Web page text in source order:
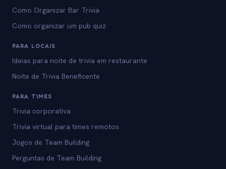
Como Organizar Bar Trivia
Como organizar um pub quiz
PARA LOCAIS
Ideias para noite de trivia em restaurante
Noite de Trivia Beneficente
PARA TIMES
Trivia corporativa
Trivia virtual para times remotos
Jogos de Team Building
Perguntas de Team Building